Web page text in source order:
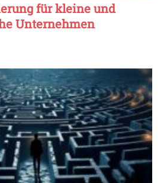
für kleine und
Unternehmen